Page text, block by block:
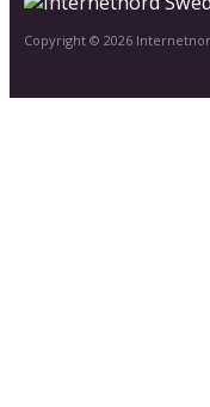
Copyright © 2026